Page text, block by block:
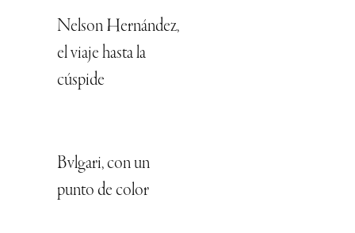
Nelson Hernández,
el viaje hasta la
cúspide
Bvlgari, con un
punto de color